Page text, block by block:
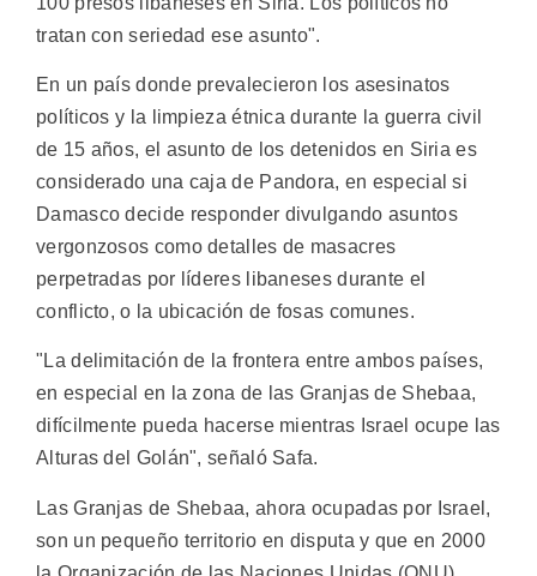
tratan con seriedad ese asunto".
En un país donde prevalecieron los asesinatos
políticos y la limpieza étnica durante la guerra civil
de 15 años, el asunto de los detenidos en Siria es
considerado una caja de Pandora, en especial si
Damasco decide responder divulgando asuntos
vergonzosos como detalles de masacres
perpetradas por líderes libaneses durante el
conflicto, o la ubicación de fosas comunes.
"La delimitación de la frontera entre ambos países,
en especial en la zona de las Granjas de Shebaa,
difícilmente pueda hacerse mientras Israel ocupe las
Alturas del Golán", señaló Safa.
Las Granjas de Shebaa, ahora ocupadas por Israel,
son un pequeño territorio en disputa y que en 2000